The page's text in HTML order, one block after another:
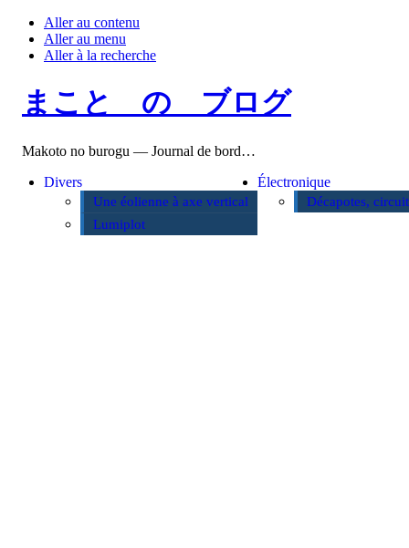
Aller au contenu
Aller au menu
Aller à la recherche
まこと の ブログ
Makoto no burogu — Journal de bord…
Divers
Une éolienne à axe vertical
Lumiplot
Électronique
Décapotes,